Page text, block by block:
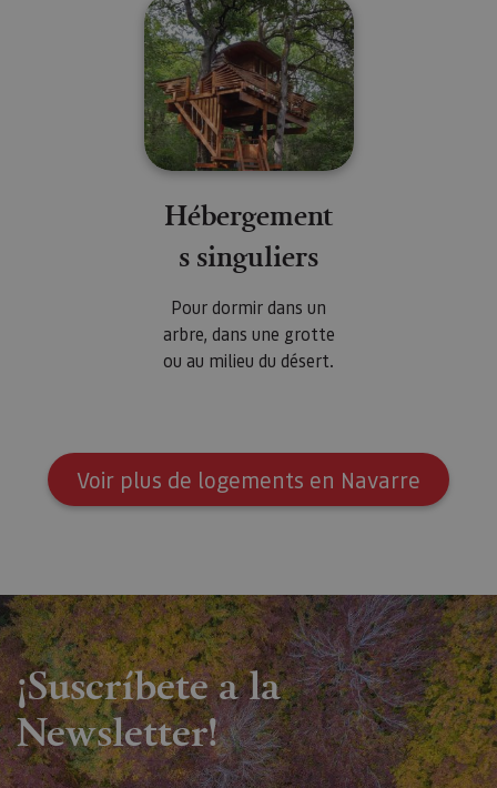
Hébergement
s singuliers
Pour dormir dans un
arbre, dans une grotte
ou au milieu du désert.
Voir plus de logements en Navarre
¡Suscríbete a la
Newsletter!